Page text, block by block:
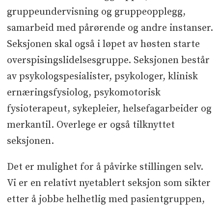
gruppeundervisning og gruppeopplegg,
samarbeid med pårørende og andre instanser.
Seksjonen skal også i løpet av høsten starte
overspisingslidelsesgruppe. Seksjonen består
av psykologspesialister, psykologer, klinisk
ernæringsfysiolog, psykomotorisk
fysioterapeut, sykepleier, helsefagarbeider og
merkantil. Overlege er også tilknyttet
seksjonen.
Det er mulighet for å påvirke stillingen selv.
Vi er en relativt nyetablert seksjon som sikter
etter å jobbe helhetlig med pasientgruppen,